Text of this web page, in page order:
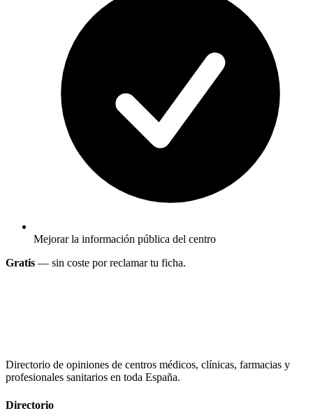
Mejorar la información pública del centro
Gratis — sin coste por reclamar tu ficha.
Directorio de opiniones de centros médicos, clínicas, farmacias y
profesionales sanitarios en toda España.
Directorio